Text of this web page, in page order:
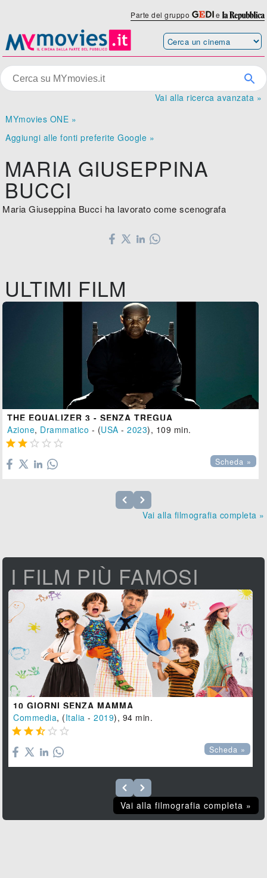
Parte del gruppo e
Vai alla ricerca avanzata »
MYmovies ONE »
Aggiungi alle fonti preferite Google »
MARIA GIUSEPPINA
BUCCI
Maria Giuseppina Bucci ha lavorato come scenografa
ULTIMI FILM
THE EQUALIZER 3 - SENZA TREGUA
Azione, Drammatico - (USA -2023), 109 min.
    
Scheda »
Vai alla filmografia completa »
I FILM PIÙ FAMOSI
10 GIORNI SENZA MAMMA
Commedia, (Italia -2019), 94 min.
    
Scheda »
Vai alla filmografia completa »